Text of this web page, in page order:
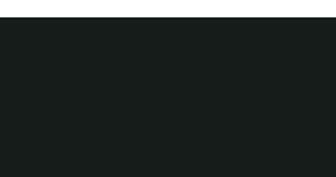
Naturaleza 2026”